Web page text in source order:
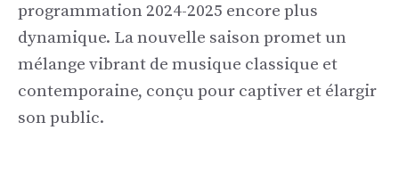
programmation 2024-2025 encore plus
dynamique. La nouvelle saison promet un
mélange vibrant de musique classique et
contemporaine, conçu pour captiver et élargir
son public.